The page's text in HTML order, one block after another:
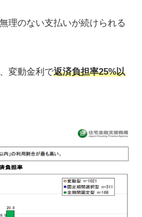
理のない支払いが続けられる
変動金利で返済負担率25%以